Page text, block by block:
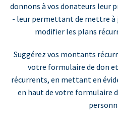
donnons à vos donateurs leur
- leur permettant de mettre à
modifier les plans
Suggérez vos montants
votre formulaire de don
récurrents, en mettant en
en haut de votre formulaire